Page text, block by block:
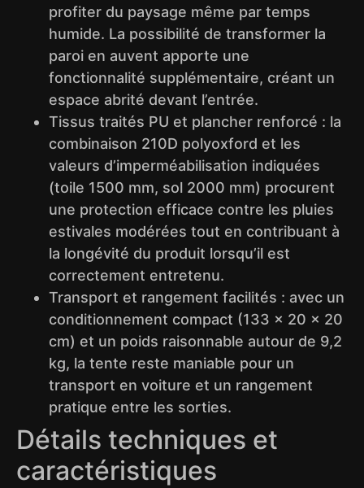
profiter du paysage même par temps
humide. La possibilité de transformer la
paroi en auvent apporte une
fonctionnalité supplémentaire, créant un
espace abrité devant l’entrée.
Tissus traités PU et plancher renforcé : la
combinaison 210D polyoxford et les
valeurs d’imperméabilisation indiquées
(toile 1500 mm, sol 2000 mm) procurent
une protection efficace contre les pluies
estivales modérées tout en contribuant à
la longévité du produit lorsqu’il est
correctement entretenu.
Transport et rangement facilités : avec un
conditionnement compact (133 x 20 x 20
cm) et un poids raisonnable autour de 9,2
kg, la tente reste maniable pour un
transport en voiture et un rangement
pratique entre les sorties.
Détails techniques et
caractéristiques